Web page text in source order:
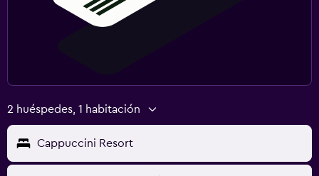
2 huéspedes, 1 habitación
Cappuccini Resort